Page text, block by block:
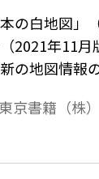
の白地図」
2021年11月
の地図情報
シート作成な
東京書籍（株